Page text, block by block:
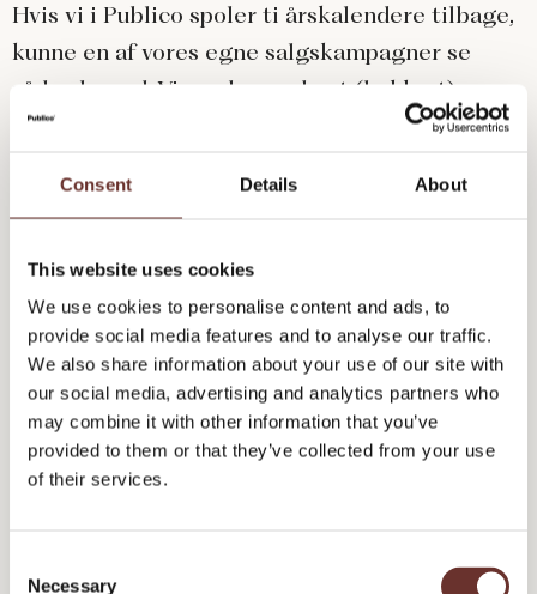
Consent Details About
This website uses cookies
We use cookies to personalise content and ads, to
provide social media features and to analyse our traffic.
We also share information about your use of our site with
our social media, advertising and analytics partners who
may combine it with other information that you’ve
provided to them or that they’ve collected from your use
of their services.
Necessary
Hvis vi i Publico spoler ti årskalendere tilbage,
kunne en af vores egne salgskampagner se
sådan her ud: Vi producerede et (lækkert)
magasin om værdien af kundemagasiner. Vi
med gammeldags post og porto. Vi ringede og